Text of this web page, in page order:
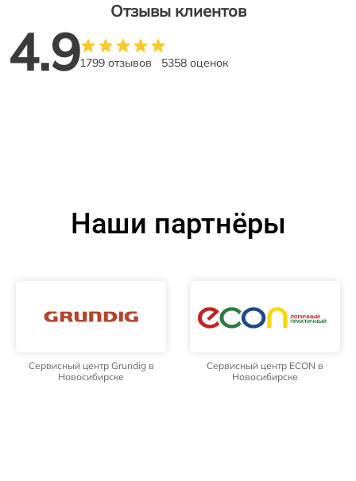
Отзывы клиентов
4.91799 отзывов 5358 оценок
Наши партнёры
Сервисный центр Grundig в
Новосибирске
Сервисный центр ECON в
Новосибирске